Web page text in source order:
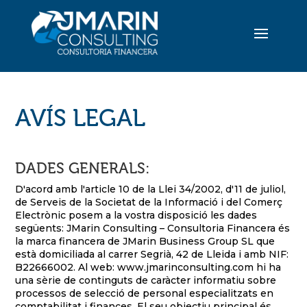
AVÍS LEGAL
DADES GENERALS:
D'acord amb l'article 10 de la Llei 34/2002, d'11 de juliol,
de Serveis de la Societat de la Informació i del Comerç
Electrònic posem a la vostra disposició les dades
següents: JMarin Consulting – Consultoria Financera és
la marca financera de JMarin Business Group SL que
està domiciliada al carrer Segrià, 42 de Lleida i amb NIF:
B22666002. Al web: www.jmarinconsulting.com hi ha
una sèrie de continguts de caràcter informatiu sobre
processos de selecció de personal especialitzats en